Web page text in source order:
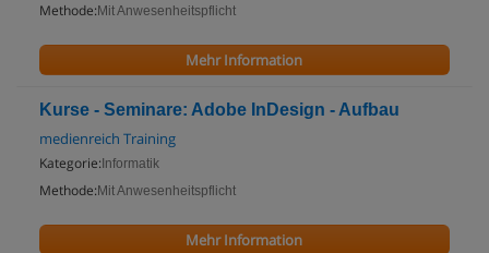
Methode: Mit Anwesenheitspflicht
Mehr Information
Kurse - Seminare: Adobe InDesign - Aufbau
medienreich Training
Kategorie: Informatik
Methode: Mit Anwesenheitspflicht
Mehr Information